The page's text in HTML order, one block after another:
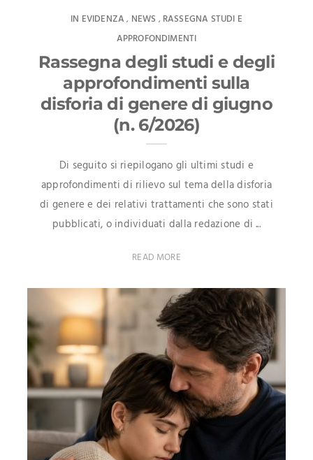
IN EVIDENZA , NEWS , RASSEGNA STUDI E
APPROFONDIMENTI
Rassegna degli studi e degli
approfondimenti sulla
disforia di genere di giugno
(n. 6/2026)
Di seguito si riepilogano gli ultimi studi e
approfondimenti di rilievo sul tema della disforia
di genere e dei relativi trattamenti che sono stati
pubblicati, o individuati dalla redazione di ...
READ MORE